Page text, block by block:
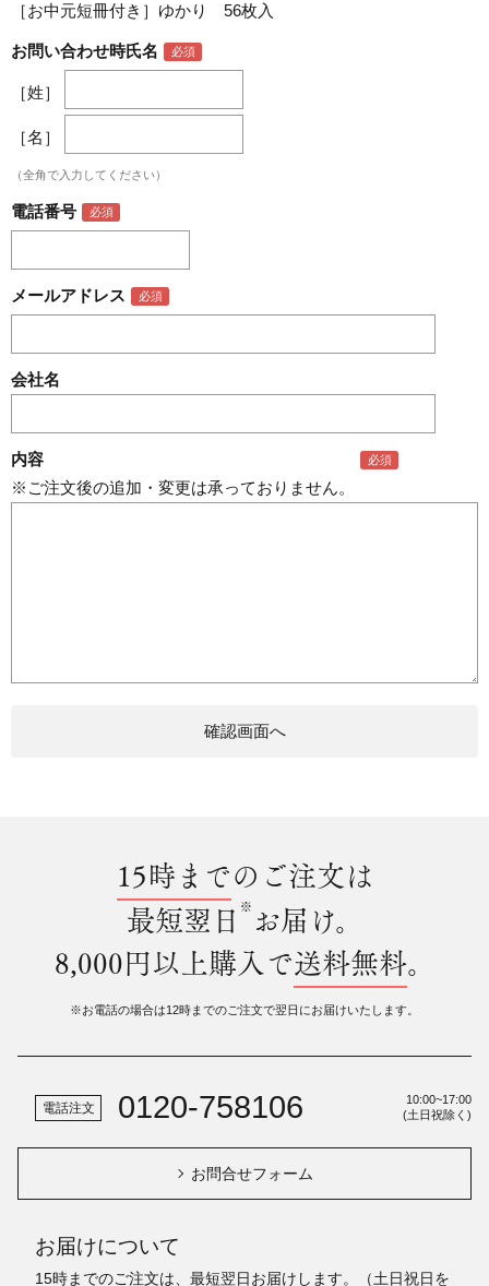
［お中元短冊付き］ゆかり 56枚入
お問い合わせ時氏名
［姓］
［名］
（全角で入力してください）
電話番号
メールアドレス
会社名
内容
※ご注文後の追加・変更は承っておりません。
15時までのご注文は
最短翌日 ※ お届け。
8,000円以上購入で送料無料。
※お電話の場合は12時までのご注文で翌日にお届けいたします。
電話注文 0120-758106
10:00~17:00
(土日祝除く)
お問合せフォーム
お届けについて
15時までのご注文は、最短翌日お届けします。（土日祝日を